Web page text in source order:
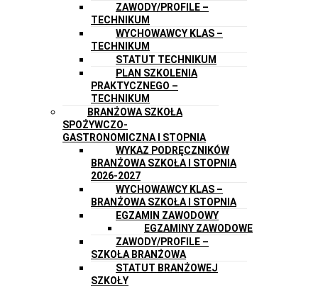
ZAWODY/PROFILE –
TECHNIKUM
WYCHOWAWCY KLAS –
TECHNIKUM
STATUT TECHNIKUM
PLAN SZKOLENIA
PRAKTYCZNEGO –
TECHNIKUM
BRANŻOWA SZKOŁA
SPOŻYWCZO-
GASTRONOMICZNA I STOPNIA
WYKAZ PODRĘCZNIKÓW
BRANŻOWA SZKOŁA I STOPNIA
2026-2027
WYCHOWAWCY KLAS –
BRANŻOWA SZKOŁA I STOPNIA
EGZAMIN ZAWODOWY
EGZAMINY ZAWODOWE
ZAWODY/PROFILE –
SZKOŁA BRANŻOWA
STATUT BRANŻOWEJ
SZKOŁY